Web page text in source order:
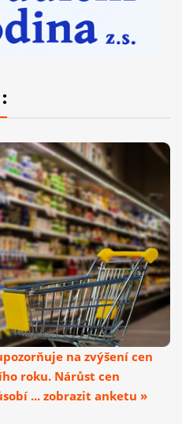
na zvýšení cen
roku. Nárůst cen
... zobrazit anketu »